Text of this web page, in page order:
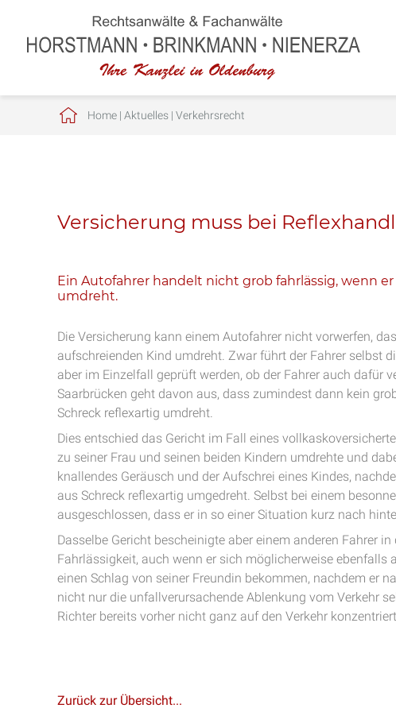
Home| Aktuelles| Verkehrsrecht
Versicherung muss bei
Ein Autofahrer handelt nicht grob fahrlässig, wenn
umdreht.
Die Versicherung kann einem Autofahrer nicht vorwerfen,
aufschreienden Kind umdreht. Zwar führt der Fahrer selbst
aber im Einzelfall geprüft werden, ob der Fahrer auch dafür
Saarbrücken geht davon aus, dass zumindest dann kein
Schreck reflexartig umdreht.
Dies entschied das Gericht im Fall eines
zu seiner Frau und seinen beiden Kindern umdrehte und
knallendes Geräusch und der Aufschrei eines Kindes,
aus Schreck reflexartig umgedreht. Selbst bei einem
ausgeschlossen, dass er in so einer Situation kurz nach
Dasselbe Gericht bescheinigte aber einem anderen Fahrer
Fahrlässigkeit, auch wenn er sich möglicherweise
einen Schlag von seiner Freundin bekommen, nachdem er
nicht nur die unfallverursachende Ablenkung vom Verkehr
Richter bereits vorher nicht ganz auf den Verkehr
Zurück zur Übersicht...